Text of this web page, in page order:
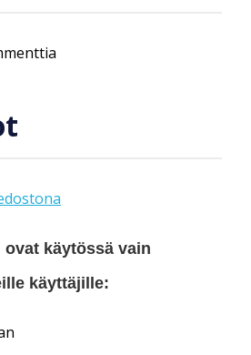
käytössä vain
käyttäjille: